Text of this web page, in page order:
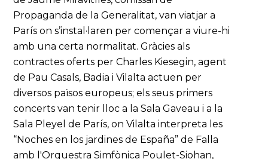
Propaganda de la Generalitat, van viatjar a
París on s’instal·laren per començar a viure-hi
amb una certa normalitat. Gràcies als
contractes oferts per Charles Kiesegin, agent
de Pau Casals, Badia i Vilalta actuen per
diversos països europeus; els seus primers
concerts van tenir lloc a la Sala Gaveau i a la
Sala Pleyel de París, on Vilalta interpreta les
“Noches en los jardines de España” de Falla
amb l'Orquestra Simfònica Poulet-Siohan,